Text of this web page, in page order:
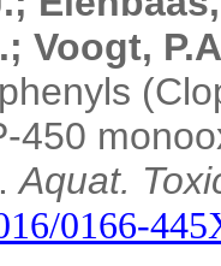
Voogt,
450
Aquat.
0166-